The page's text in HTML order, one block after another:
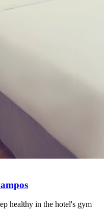
healthy in the hotel's gym